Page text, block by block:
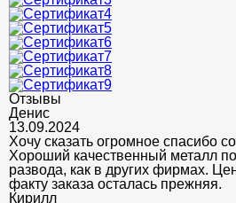
Отзывы
Денис
13.09.2024
Хочу сказать огромное спасибо
Хороший качественный металл
развода, как в других фирмах.
факту заказа осталась прежняя.
Кирилл